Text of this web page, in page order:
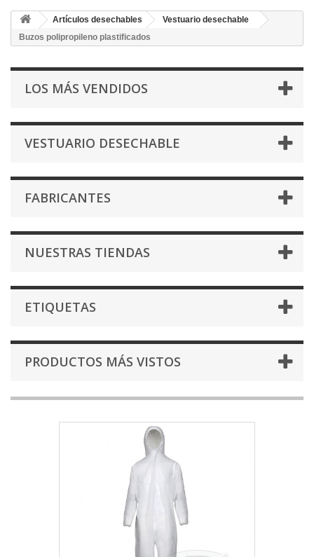
Artículos desechables
Vestuario desechable
Buzos polipropileno plastificados
LOS MÁS VENDIDOS
VESTUARIO DESECHABLE
FABRICANTES
NUESTRAS TIENDAS
ETIQUETAS
PRODUCTOS MÁS VISTOS